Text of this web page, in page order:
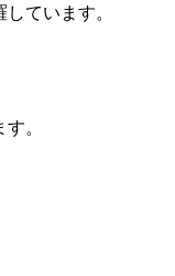
ています。
。